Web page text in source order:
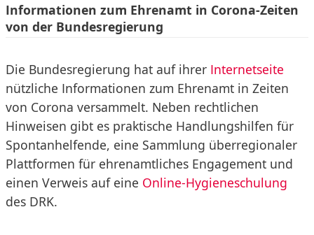
Informationen zum Ehrenamt in Corona-Zeiten
von der Bundesregierung
Die Bundesregierung hat auf ihrer Internetseite
nützliche Informationen zum Ehrenamt in Zeiten
von Corona versammelt. Neben rechtlichen
Hinweisen gibt es praktische Handlungshilfen für
Spontanhelfende, eine Sammlung überregionaler
Plattformen für ehrenamtliches Engagement und
einen Verweis auf eine Online-Hygieneschulung
des DRK.